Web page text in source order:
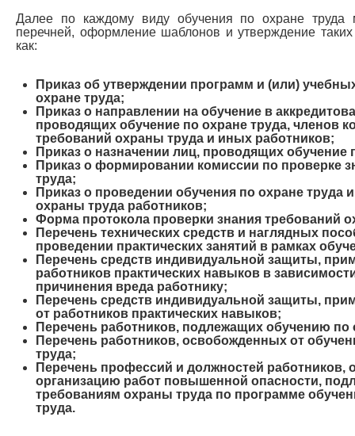
Далее по каждому виду обучения по охране труда
перечней, оформление шаблонов и утверждение
как:
Приказ об утверждении программ и (или)
охране труда;
Приказ о направлении на обучение в
проводящих обучение по охране труда, членов
требований охраны труда и иных работников;
Приказ о назначении лиц, проводящих обучение
Приказ о формировании комиссии по проверке
труда;
Приказ о проведении обучения по охране труда
охраны труда работников;
Форма протокола проверки знания требований
Перечень технических средств и наглядных
проведении практических занятий в рамках
Перечень средств индивидуальной защиты,
работников практических навыков в
причинения вреда работнику;
Перечень средств индивидуальной защиты,
от работников практических навыков;
Перечень работников, подлежащих обучению по
Перечень работников, освобожденных от
труда;
Перечень профессий и должностей работников,
организацию работ повышенной опасности,
требованиям охраны труда по программе
труда.